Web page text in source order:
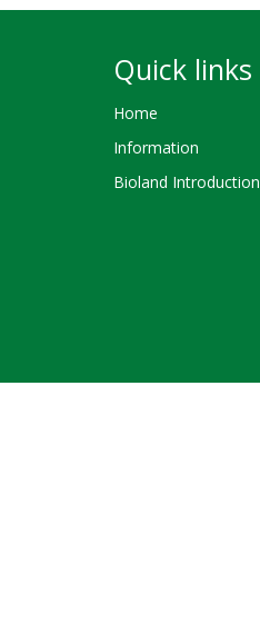
Quick links
Home
Information
Bioland Introduction